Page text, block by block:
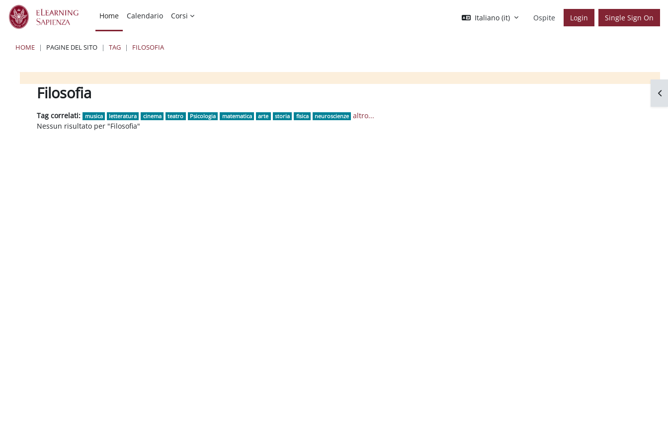
Vai al contenuto principale
Home
Calendario Corsi Italiano ‎(it)‎ Ospite Login Single Sign On
HOME PAGINE DEL SITO TAG FILOSOFIA
Blocchi
BlocchiFilosofia
Tag correlati: musica letteratura cinema teatro Psicologia matematica arte storia fisica neuroscienze altro...
Nessun risultato per "Filosofia"